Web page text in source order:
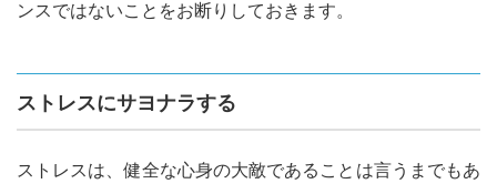
ンスではないことをお断りしておきます。
ストレスにサヨナラする
ストレスは、健全な心身の大敵であることは言うまでもあ